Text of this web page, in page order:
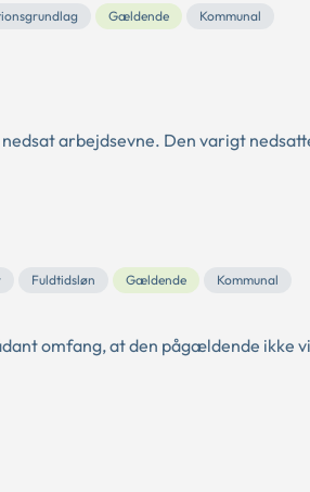
Gældende
Kommunal
arbejdsevne. Den varigt
Fuldtidsløn Gældende Kommunal
omfang, at den pågældende ikke